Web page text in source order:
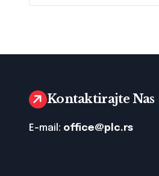
Poreskim
Kontaktirajte Nas
E-mail: office@plc.rs